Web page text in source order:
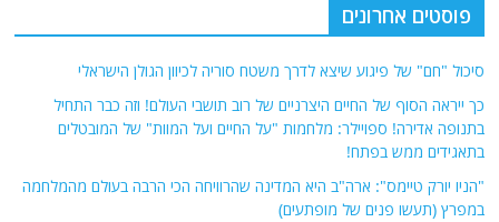
פוסטים אחרונים
סיכול "חם" של פיגוע שיצא לדרך משטח סוריה לכיוון הגולן הישראלי
כך ייראה הסוף של החיים היצרניים של רוב תושבי העולם! וזה כבר התחיל
בתנופה אדירה! ספויילר: מלחמות "על החיים ועל המוות" של המובטלים
בתאגידים ממש בפתח!
"הניו יורק טיימס": ארה"ב היא המדינה שהרוויחה הכי הרבה בעולם מהמלחמה
במפרץ (תעשו פנים של מופתעים)